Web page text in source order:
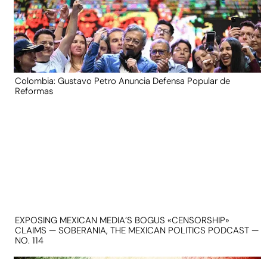
Colombia: Gustavo Petro Anuncia Defensa Popular de
Reformas
EXPOSING MEXICAN MEDIA’S BOGUS «CENSORSHIP»
CLAIMS — SOBERANIA, THE MEXICAN POLITICS PODCAST —
NO. 114